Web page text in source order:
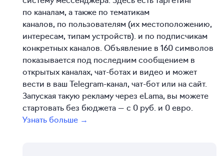
по каналам, а также по тематикам
каналов, по пользователям (их местоположению,
интересам, типам устройств). и по подписчикам
конкретных каналов. Объявление в 160 символов
показывается под последним сообщением в
открытых каналах, чат-ботах и видео и может
вести в ваш Telegram-канал, чат-бот или на сайт.
Запуская такую рекламу через eLama, вы можете
стартовать без бюджета — с 0 руб. и 0 евро.
Узнать больше →